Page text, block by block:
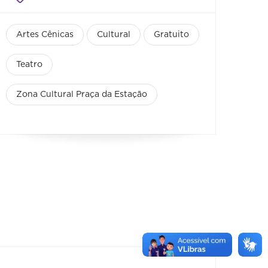
Artes Cênicas Cultural Gratuito
Teatro
Zona Cultural Praça da Estação